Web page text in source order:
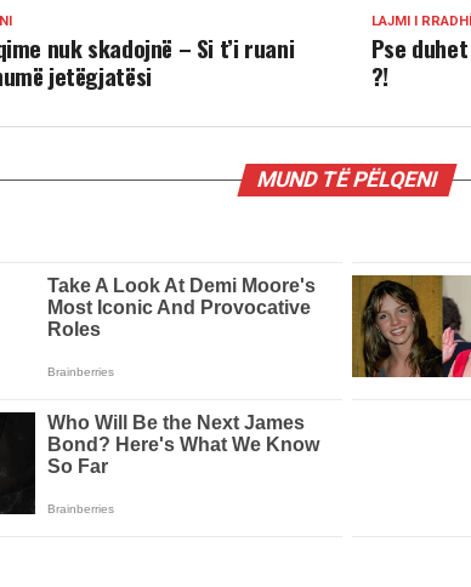
LAJMI I
Pse
?!
nuk skadojnë – Si t’i ruani
jetëgjatësi
MUND TË PËLQENI